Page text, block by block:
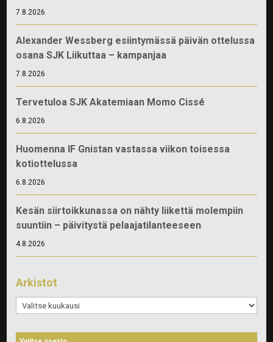
7.8.2026
Alexander Wessberg esiintymässä päivän ottelussa
osana SJK Liikuttaa – kampanjaa
7.8.2026
Tervetuloa SJK Akatemiaan Momo Cissé
6.8.2026
Huomenna IF Gnistan vastassa viikon toisessa
kotiottelussa
6.8.2026
Kesän siirtoikkunassa on nähty liikettä molempiin
suuntiin – päivitystä pelaajatilanteeseen
4.8.2026
Arkistot
Arkistot